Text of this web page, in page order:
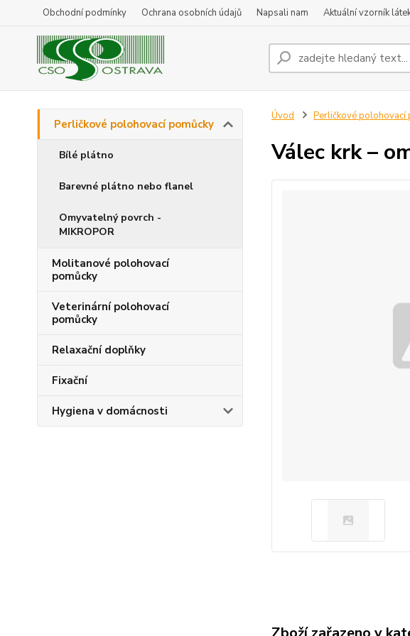
Obchodní podmínky Ochrana osobních údajů Napsali nam Aktuální vzorník
Perličkové polohovací pomůcky
Bílé plátno
Barevné plátno nebo flanel
Omyvatelný povrch -
MIKROPOR
Molitanové polohovací
pomůcky
Veterinární polohovací
pomůcky
Relaxační doplňky
Fixační
Hygiena v domácnosti
Úvod Perličkové polohovací
Válec krk –